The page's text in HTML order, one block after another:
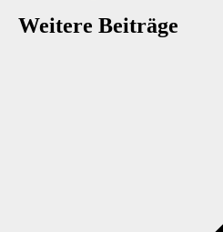
Weitere Beiträge